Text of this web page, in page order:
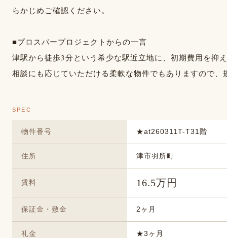
らかじめご確認ください。
■プロスパープロジェクトからの一言
津駅から徒歩3分という希少な駅近立地に、初期費用を抑
相談にも応じていただける柔軟な物件でもありますので
SPEC
物件番号 ★at260311T-T31階
住所 津市羽所町
賃料 16.5万円
保証金・敷金 2ヶ月
礼金 ★3ヶ月